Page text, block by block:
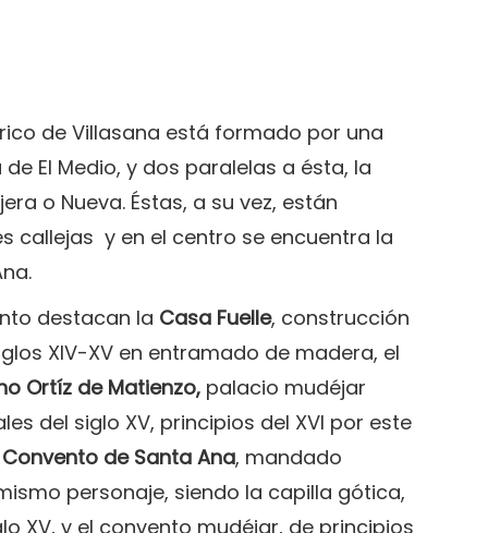
de Villasana está formado por una
El Medio, y dos paralelas a ésta, la
o Nueva. Éstas, a su vez, están
callejas y en el centro se encuentra la
destacan la Casa Fuelle, construcción
XIV-XV en entramado de madera, el
Ortíz de Matienzo, palacio mudéjar
del siglo XV, principios del XVI por este
Convento de Santa Ana, mandado
personaje, siendo la capilla gótica,
XV, y el convento mudéjar, de principios